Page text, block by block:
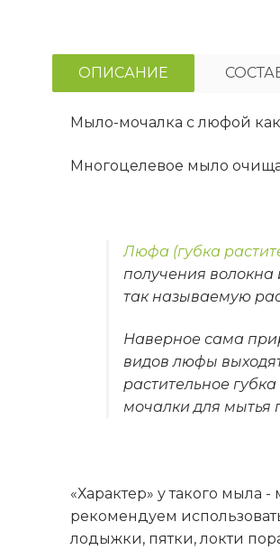
ОПИСАНИЕ
Мыло-мочалка с люфой
Многоцелевое мыло
Люфа (губка
получения
так называемую
Наверное сама
видов люфы
растительное
мочалки для мытья
«Характер» у такого мыла
рекомендуем
лодыжки, пятки, локти